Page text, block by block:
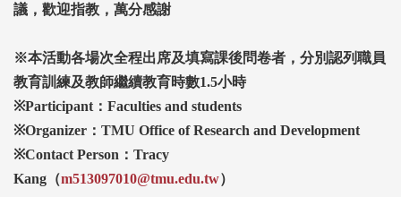
議，歡迎指教，萬分感謝
※本活動各場次全程出席及填寫課後問卷者，分別認列職員
教育訓練及教師繼續教育時數1.5小時
※Participant ：Faculties and students
※Organizer ：TMU Office of Research and Development
※Contact Person ：Tracy
Kang （m513097010@tmu.edu.tw）